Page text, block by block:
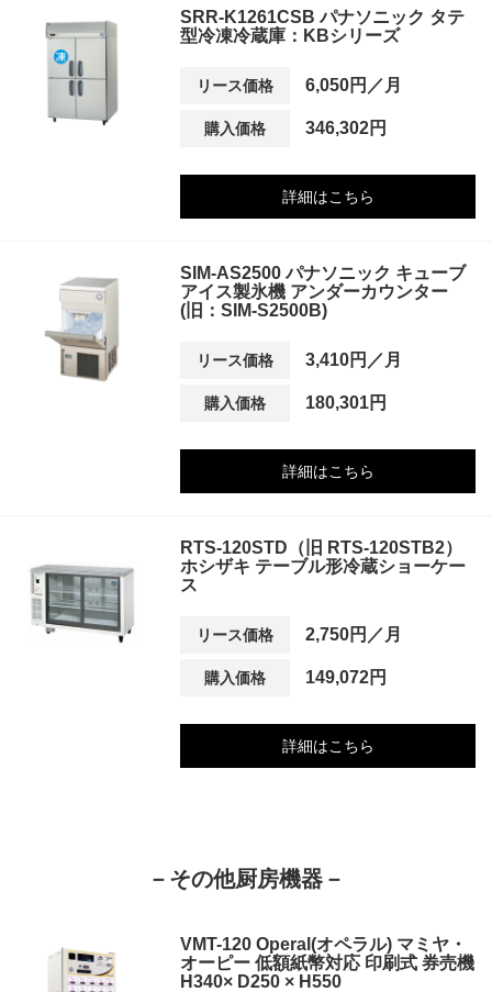
SRR-K1261CSB パナソニック タテ
型冷凍冷蔵庫：KBシリーズ
リース価格 6,050円／月
購入価格 346,302円
詳細はこちら
SIM-AS2500 パナソニック キューブ
アイス製氷機 アンダーカウンター
(旧：SIM-S2500B)
リース価格 3,410円／月
購入価格 180,301円
詳細はこちら
RTS-120STD（旧 RTS-120STB2）
ホシザキ テーブル形冷蔵ショーケー
ス
リース価格 2,750円／月
購入価格 149,072円
詳細はこちら
－その他厨房機器－
VMT-120 Operal(オペラル) マミヤ・
オーピー 低額紙幣対応 印刷式 券売機
H340× D250 × H550